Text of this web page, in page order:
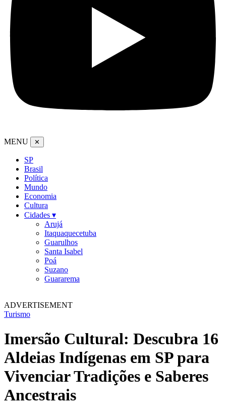
MENU ✕
SP
Brasil
Política
Mundo
Economia
Cultura
Cidades ▾
Arujá
Itaquaquecetuba
Guarulhos
Santa Isabel
Poá
Suzano
Guararema
ADVERTISEMENT
Turismo
Imersão Cultural: Descubra 16
Aldeias Indígenas em SP para
Vivenciar Tradições e Saberes
Ancestrais